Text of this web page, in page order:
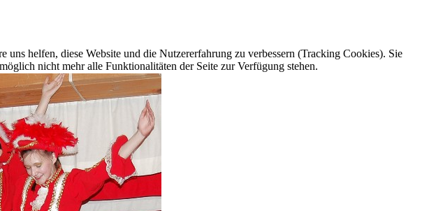
helfen, diese Website und die Nutzererfahrung zu verbessern (Tracking Cookies). Sie
nicht mehr alle Funktionalitäten der Seite zur Verfügung stehen.